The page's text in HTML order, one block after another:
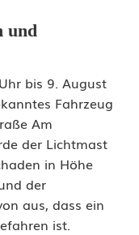
und
bis 9. August
Fahrzeug
Am
der Lichtmast
in Höhe
der
aus, dass ein
ist.